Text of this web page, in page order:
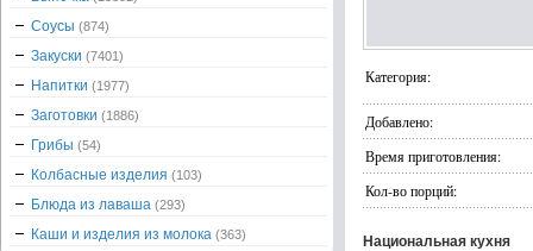
Категория:
Добавлено:
Время приготовления:
Кол-во порций:
Национальная кухня
Соусы (874)
Закуски (7401)
Напитки (1977)
Заготовки (1886)
Грибы (54)
Колбасные изделия (103)
Блюда из лаваша (293)
Каши и изделия из молока (363)